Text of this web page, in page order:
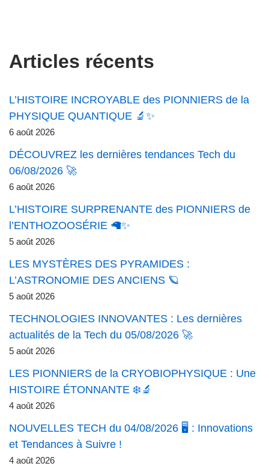
Articles récents
L’HISTOIRE INCROYABLE des PIONNIERS de la
PHYSIQUE QUANTIQUE 🔬✨
6 août 2026
DÉCOUVREZ les dernières tendances Tech du
06/08/2026 🚀
6 août 2026
L’HISTOIRE SURPRENANTE des PIONNIERS de
l’ENTHOZOOSÉRIE 🦙✨
5 août 2026
LES MYSTÈRES DES PYRAMIDES :
L’ASTRONOMIE DES ANCIENS 🪐
5 août 2026
TECHNOLOGIES INNOVANTES : Les dernières
actualités de la Tech du 05/08/2026 🚀
5 août 2026
LES PIONNIERS de la CRYOBIOPHYSIQUE : Une
HISTOIRE ÉTONNANTE ❄️🔬
4 août 2026
NOUVELLES TECH du 04/08/2026 🖥️ : Innovations
et Tendances à Suivre !
4 août 2026